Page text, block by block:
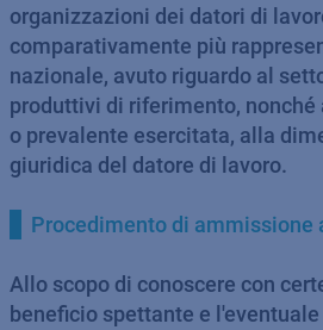
organizzazioni dei datori di
comparativamente più
nazionale, avuto riguardo al
produttivi di riferimento,
o prevalente esercitata, alla
giuridica del datore di lavoro.
Procedimento di ammissione
Allo scopo di conoscere con
beneficio spettante e